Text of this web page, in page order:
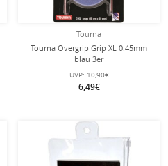
Tourna
Tourna Overgrip Grip XL 0.45mm
blau 3er
UVP: 10,90€
6,49€